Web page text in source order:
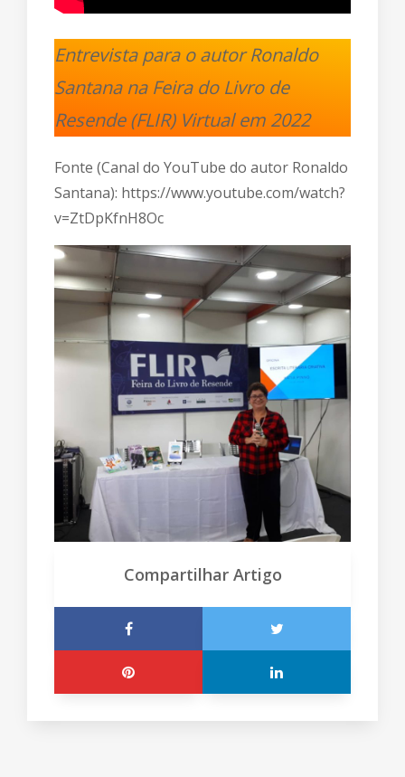
Entrevista para o autor Ronaldo
Santana na Feira do Livro de
Resende (FLIR) Virtual em 2022
Fonte (Canal do YouTube do autor Ronaldo
Santana): https://www.youtube.com/watch?
v=ZtDpKfnH8Oc
Compartilhar Artigo